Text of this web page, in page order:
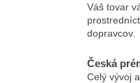
Váš tovar
dopravcov.
Česká
Celý vývoj